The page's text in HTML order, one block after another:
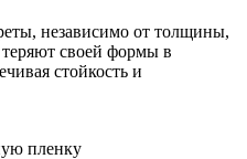
независимо от толщины,
своей формы в
стойкость и
пленку